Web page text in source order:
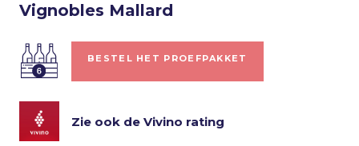
Vignobles Mallard
BESTEL HET PROEFPAKKET
Zie ook de Vivino rating